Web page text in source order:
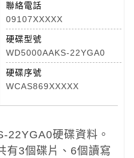
聯絡電話
09107XXXXX
硬碟型號
WD5000AAKS-22YGA0
硬碟序號
WCAS869XXXXX
22YGA0硬碟資料。
有3個碟片、6個讀寫